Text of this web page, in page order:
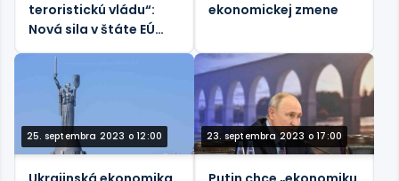
teroristickú vládu“:
Nová sila v štáte EÚ
chce, aby blok zmenil
svoj postoj
ekonomickej zmene
25. septembra 2023 o 12:00 23. septembra 2023 o 17:00